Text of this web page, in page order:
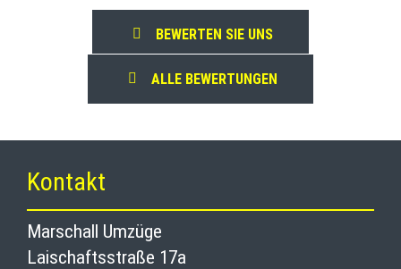
BEWERTEN SIE UNS
ALLE BEWERTUNGEN
Kontakt
Marschall Umzüge
Laischaftsstraße 17a